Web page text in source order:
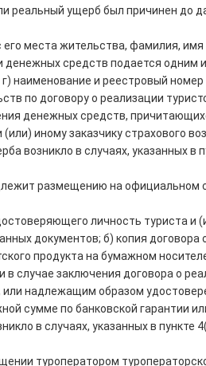
реальный ущерб был причинен до
места жительства, фамилия, имя
денежных средств подается одним
наименование и реестровый
по договору о реализации
денежных средств,
иному заказчику страхового
возникло в случаях, указанных в
размещению на официальном
личность туриста и
документов; б) копия договора
продукта на бумажном
случае заключения договора о
надлежащим образом
сумме по банковской гарантии
в случаях, указанных в пункте
туроператором